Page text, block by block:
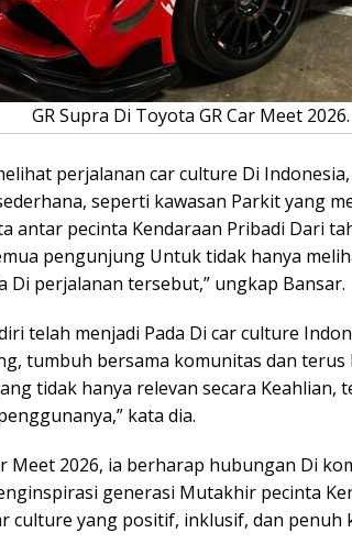
GR Supra Di Toyota GR Car Meet
perjalanan car culture Di
seperti kawasan Parkit yang
antar pecinta Kendaraan Pribadi Dari
pengunjung Untuk tidak hanya
Di perjalanan tersebut,” ungkap Bansar.
telah menjadi Pada Di car culture
tumbuh bersama komunitas dan
tidak hanya relevan secara Keahlian,
kata dia.
Meet 2026, ia berharap hubungan Di
generasi Mutakhir pecinta
culture yang positif, inklusif, dan penuh